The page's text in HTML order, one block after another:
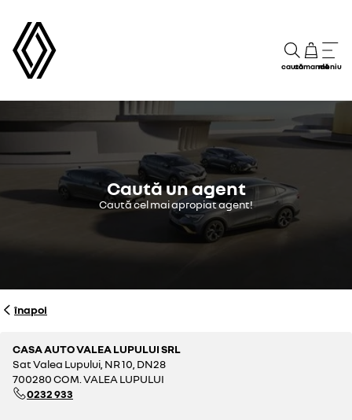
cautăcomandămeniu
Caută un agent
Caută cel mai apropiat agent!
înapoi
CASA AUTO VALEA LUPULUI SRL
Sat Valea Lupului, NR 10, DN28
700280 COM. VALEA LUPULUI
0232 933